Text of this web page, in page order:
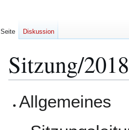
Sitzung/
Navigation
SucheAllgemeines
Seite Diskussion